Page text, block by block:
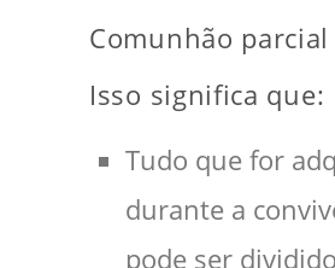
Comunhão
Isso significa que:
Tudo que for
durante a
pode ser dividido